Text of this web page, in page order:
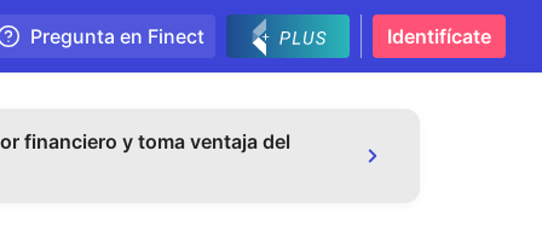
Pregunta en Finect Identifícate
financiero y toma ventaja del